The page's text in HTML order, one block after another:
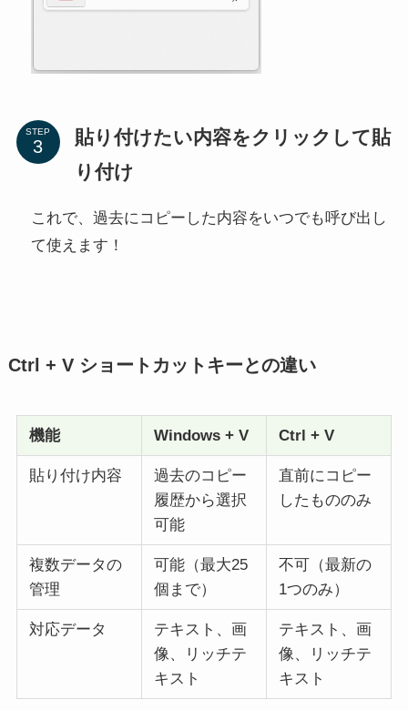
STEP
貼り付けたい内容をクリックして貼
り付け
これで、過去にコピーした内容をいつでも呼び出し
て使えます！
Ctrl + V ショートカットキーとの違い
機能 Windows + V Ctrl + V
貼り付け内容
過去のコピー
履歴から選択
可能
直前にコピー
したもののみ
複数データの
管理
可能（最大25
個まで）
不可（最新の
1つのみ）
対応データ
テキスト、画
像、リッチテ
キスト
テキスト、画
像、リッチテ
キスト